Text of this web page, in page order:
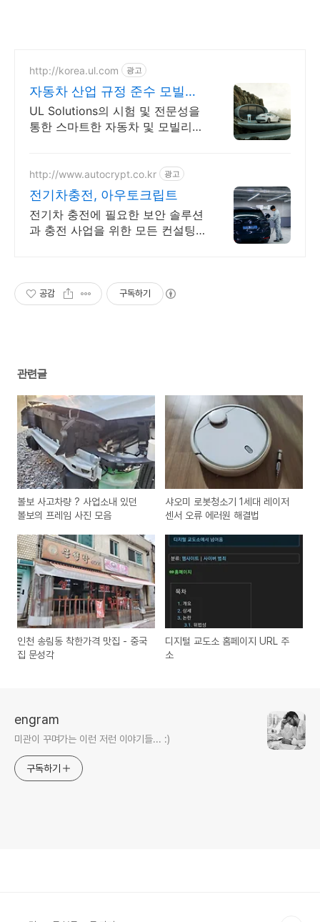
http://korea.ul.com 광고
자동차 산업 규정 준수 모빌리
티 안전 강화
UL Solutions의 시험 및 전문성을
통한 스마트한 자동차 및 모빌리티
http://www.autocrypt.co.kr 광고
전기차충전, 아우토크립트
전기차 충전에 필요한 보안 솔루션
과 충전 사업을 위한 모든 컨설팅
공감 구독하기
관련글
볼보 사고차량 ? 사업소내 있던
볼보의 프레임 사진 모음
샤오미 로봇청소기 1세대 레이저
센서 오류 에러원 해결법
인천 송림동 착한가격 맛집 - 중국
집 문성각
디지털 교도소 홈페이지 URL 주
소
engram
미관이 꾸며가는 이런 저런 이야기들... :)
구독하기